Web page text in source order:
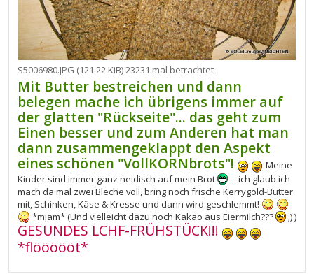
S5006980.JPG (121.22 KiB) 23231 mal betrachtet
Mit Butter bestreichen und dann
belegen mache ich übrigens immer auf
der glatten "Rückseite"... das geht zum
Einen besser und zum Anderen hat man
dann zusammengeklappt den Aspekt
eines schönen "VollKORNbrots"!
Meine
Kinder sind immer ganz neidisch auf mein Brot
... ich glaub ich
mach da mal zwei Bleche voll, bring noch frische Kerrygold-Butter
mit, Schinken, Käse & Kresse und dann wird geschlemmt!
*mjam* (Und vielleicht dazu noch Kakao aus Eiermilch???
;) )
GESUNDES LCHF-FRÜHSTÜCK!!!
*flöööööt*